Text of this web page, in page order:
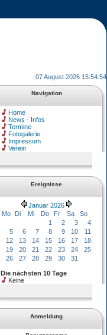
07 August 2026 15:54:54
Navigation
Home
News - Infos
Termine
Fotogalerie
Impressum
Verein
Ereignisse
Januar 2026
Mo
Di Mi Do Fr Sa
So
1
2 3
4
5
6 7 8 9 10
11
12
13 14 15 16 17
18
19
20 21 22 23 24
25
26
27 28 29 30 31
Die nächsten 10 Tage
Keine
Anmeldung